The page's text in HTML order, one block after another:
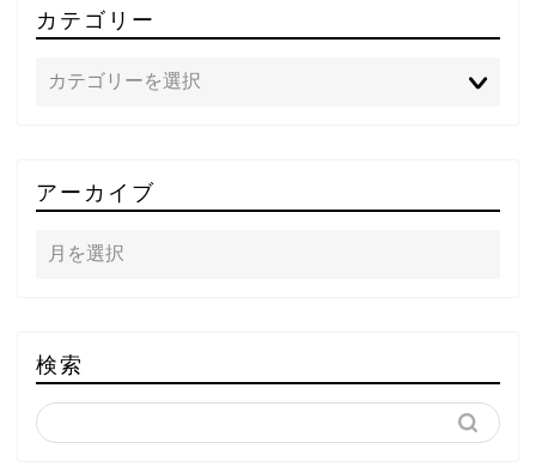
カテゴリー
アーカイブ
検索
～DA PUMP YORIの晴れ
ばれラジオ～